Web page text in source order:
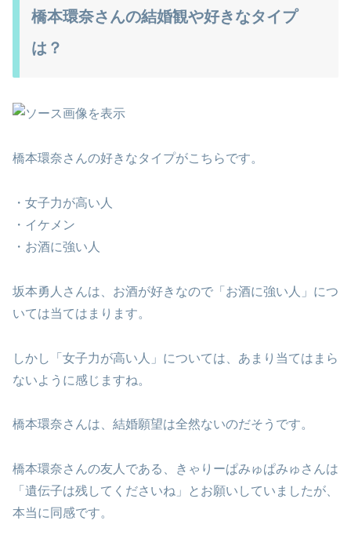
橋本環奈さんの結婚観や好きなタイプ
は？
橋本環奈さんの好きなタイプがこちらです。
・女子力が高い人
・イケメン
・お酒に強い人
坂本勇人さんは、お酒が好きなので「お酒に強い人」につ
いては当てはまります。
しかし「女子力が高い人」については、あまり当てはまら
ないように感じますね。
橋本環奈さんは、結婚願望は全然ないのだそうです。
橋本環奈さんの友人である、きゃりーぱみゅぱみゅさんは
「遺伝子は残してくださいね」とお願いしていましたが、
本当に同感です。